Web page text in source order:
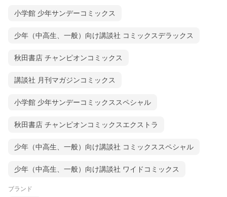
小学館 少年サンデーコミックス
少年（中高生、一般）向け講談社 コミックスデラックス
秋田書店 チャンピオンコミックス
講談社 月刊マガジンコミックス
小学館 少年サンデーコミックススペシャル
秋田書店 チャンピオンコミックスエクストラ
少年（中高生、一般）向け講談社 コミックススペシャル
少年（中高生、一般）向け講談社 ワイドコミックス
ブランド